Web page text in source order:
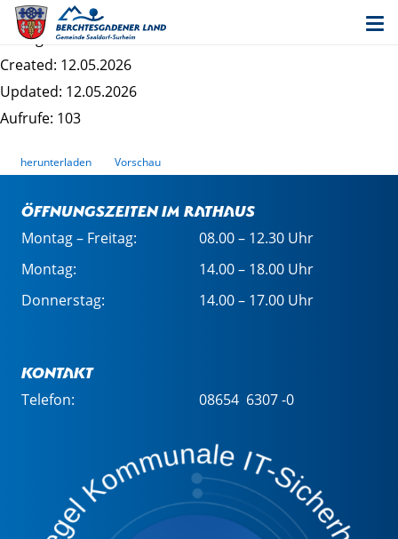
Entwurf 1. Änderung Saaldorf Nordost - Satzung
Dateigrösse: 507.65 KB
Created: 12.05.2026
Updated: 12.05.2026
Aufrufe: 103
herunterladen Vorschau
Öffnungszeiten im Rathaus
Montag – Freitag:
08.00 – 12.30 Uhr
Montag:
14.00 – 18.00 Uhr
Donnerstag:
14.00 – 17.00 Uhr
Kontakt
Telefon: 08654 6307 -0